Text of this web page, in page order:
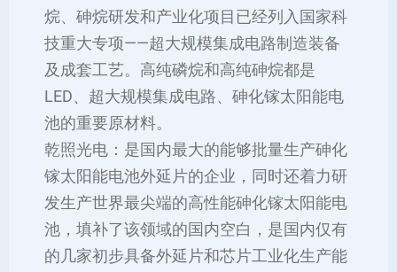
烷、砷烷研发和产业化项目已经列入国家科
技重大专项——超大规模集成电路制造装备
及成套工艺。高纯磷烷和高纯砷烷都是
LED、超大规模集成电路、砷化镓太阳能电
池的重要原材料。
乾照光电：是国内最大的能够批量生产砷化
镓太阳能电池外延片的企业，同时还着力研
发生产世界最尖端的高性能砷化镓太阳能电
池，填补了该领域的国内空白，是国内仅有
的几家初步具备外延片和芯片工业化生产能